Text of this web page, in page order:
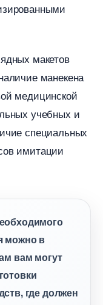
макето
манекена
медицинской
учебных и
специальных
имитации
можно
вам могут
где должен